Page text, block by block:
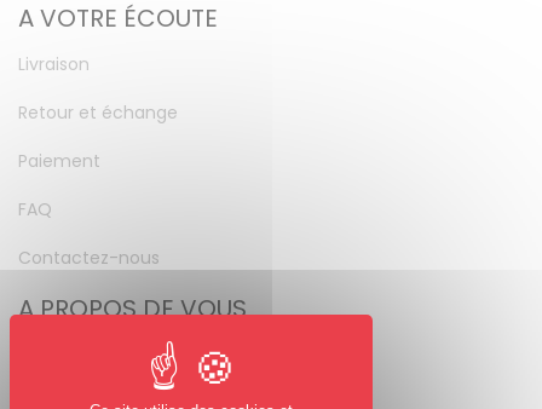
A VOTRE ÉCOUTE
Livraison
Retour et échange
Paiement
FAQ
Contactez-nous
A PROPOS DE VOUS
Mot de passe perdu